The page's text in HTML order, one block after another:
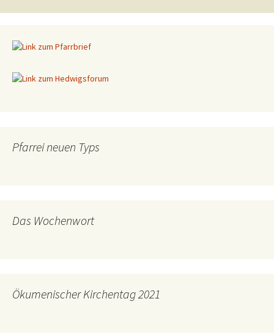
Pfarrei neuen Typs
Das Wochenwort
Ökumenischer Kirchentag 2021